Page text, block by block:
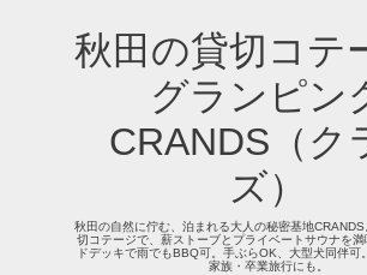
秋田の貸切コテ
グランピン
CRANDS（ク
ズ）
秋田の自然に佇む、泊まれる大人の秘密基地
切コテージで、薪ストーブとプライベートサウナを
ドデッキで雨でもBBQ可。手ぶらOK、大型犬同伴可
家族・卒業旅行にも。